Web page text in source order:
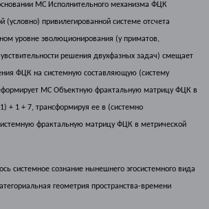
МС Исполнительного механизма ФЦК
(условно) привилегированной системе отсчета
уровне эволюционирования (у приматов,
решения двухфазных задач) смещает
ФЦК на системную составляющую (систему
МС Объектную фрактальную матрицу ФЦК в
+ 1 + 7, трансформируя ее в (системно
фрактальную матрицу ФЦК в метрической
системное сознание нынешнего эгосистемного вида
геометрия пространства-времени